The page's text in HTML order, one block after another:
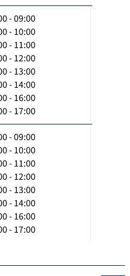
- 09:00
- 10:00
- 11:00
- 12:00
- 13:00
- 14:00
- 16:00
- 17:00
- 09:00
- 10:00
- 11:00
- 12:00
- 13:00
- 14:00
- 16:00
- 17:00